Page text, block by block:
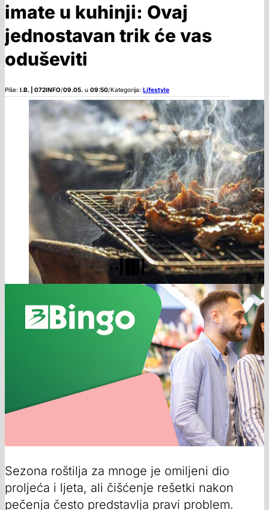
imate u kuhinji: Ovaj
jednostavan trik će vas
oduševiti
Piše: I.B. | 072INFO/09.05. u 09:50/Kategorija: Lifestyle
Sezona roštilja za mnoge je omiljeni dio
proljeća i ljeta, ali čišćenje rešetki nakon
pečenja često predstavlja pravi problem.